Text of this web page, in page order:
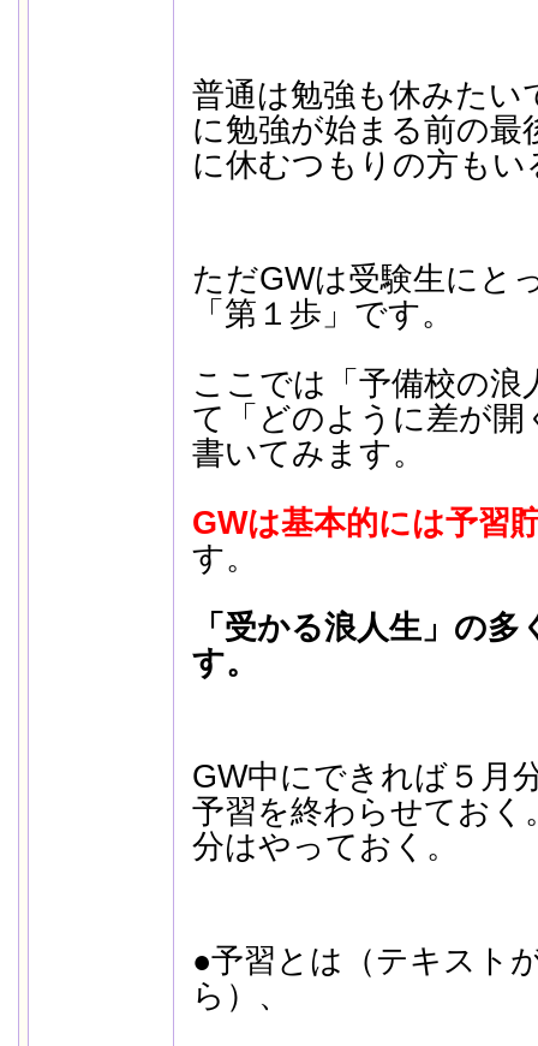
普通は勉強も休みたい
に勉強が始まる前の最
に休むつもりの方も
ただGWは受験生にと
「第１歩」です。
ここでは「予備校の浪
て「どのように差が
書いてみます。
GWは基本的には予習
す。
「受かる浪人生」の
す。
GW中にできれば５月
予習を終わらせておく
分はやっておく。
●予習とは（テキスト
ら）、